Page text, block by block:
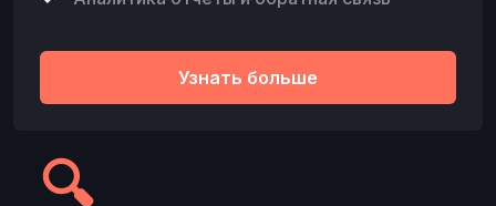
Узнать больше
🔍